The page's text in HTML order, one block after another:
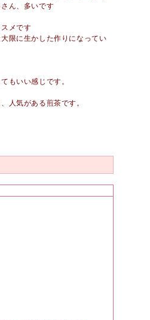
ん、多いです
メです
限に生かした作りになってい
もいい感じです。
人気がある煎茶です。